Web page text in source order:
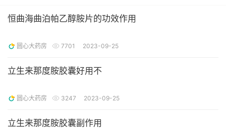
恒曲海曲泊帕乙醇胺片的功效作用
圆心大药房 7701 2023-09-25
立生来那度胺胶囊好用不
圆心大药房 3247 2023-09-25
立生来那度胺胶囊副作用